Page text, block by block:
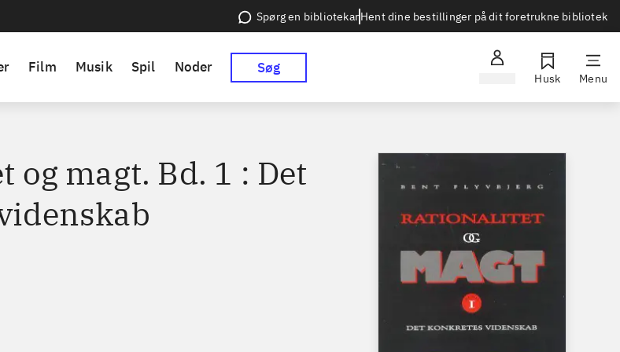
Spørg en bibliotekarHent dine bestillinger på dit foretrukne bibliotek
Film Musik Spil Noder Søg
Husk Menu
og magt. Bd. 1 : Det